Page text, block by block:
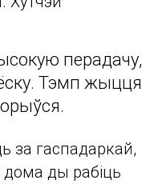
перадачу,
Тэмп жыцця
за гаспадаркай,
ды рабіць